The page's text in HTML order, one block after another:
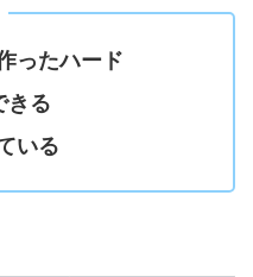
ったハード
きる
いる